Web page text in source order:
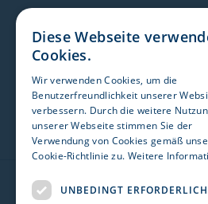
Zum
Die GARANTA
Diese Webseite
Cookies.
Wir verwenden Cookies, um die
Benutzerfreundlichkeit unserer
verbessern. Durch die weitere
unserer Webseite stimmen Sie der
Verwendung von Cookies gemäß
Cookie-Richtlinie zu. Weitere
UNBEDINGT ERFORDERLICH